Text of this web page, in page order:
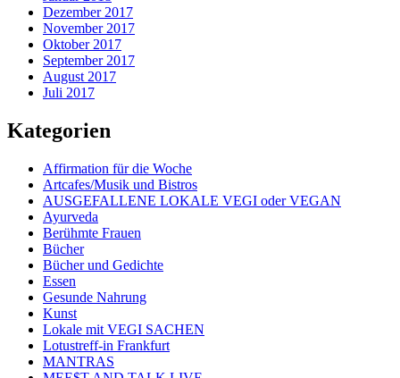
Dezember 2017
November 2017
Oktober 2017
September 2017
August 2017
Juli 2017
Kategorien
Affirmation für die Woche
Artcafes/Musik und Bistros
AUSGEFALLENE LOKALE VEGI oder VEGAN
Ayurveda
Berühmte Frauen
Bücher
Bücher und Gedichte
Essen
Gesunde Nahrung
Kunst
Lokale mit VEGI SACHEN
Lotustreff-in Frankfurt
MANTRAS